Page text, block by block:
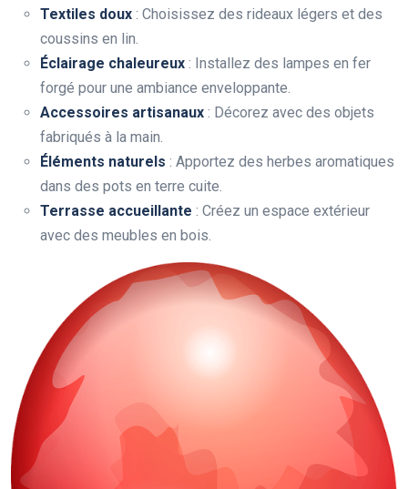
Textiles doux : Choisissez des rideaux légers et des
coussins en lin.
Éclairage chaleureux : Installez des lampes en fer
forgé pour une ambiance enveloppante.
Accessoires artisanaux : Décorez avec des objets
fabriqués à la main.
Éléments naturels : Apportez des herbes aromatiques
dans des pots en terre cuite.
Terrasse accueillante : Créez un espace extérieur
avec des meubles en bois.